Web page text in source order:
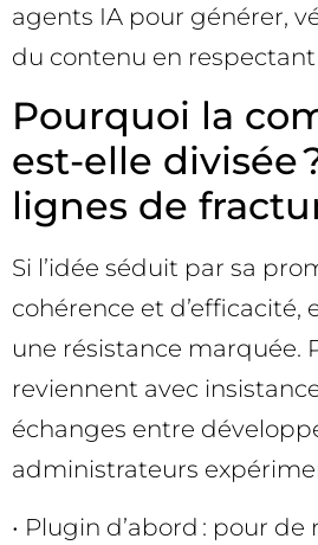
agents IA pour générer,
du contenu en
Pourquoi la
est-elle divisée
lignes de
Si l’idée séduit par sa
cohérence et d’efficacité,
une résistance marquée.
reviennent avec
échanges entre
administrateurs
• Plugin d’abord : pour